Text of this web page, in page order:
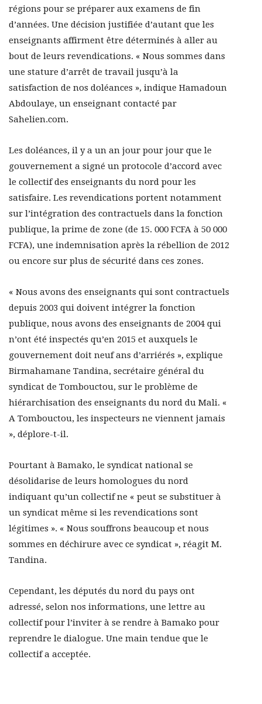
régions pour se préparer aux examens de fin
d’années. Une décision justifiée d’autant que les
enseignants affirment être déterminés à aller au
bout de leurs revendications. « Nous sommes dans
une stature d’arrêt de travail jusqu’à la
satisfaction de nos doléances », indique Hamadoun
Abdoulaye, un enseignant contacté par
Sahelien.com.
Les doléances, il y a un an jour pour jour que le
gouvernement a signé un protocole d’accord avec
le collectif des enseignants du nord pour les
satisfaire. Les revendications portent notamment
sur l’intégration des contractuels dans la fonction
publique, la prime de zone (de 15. 000 FCFA à 50 000
FCFA), une indemnisation après la rébellion de 2012
ou encore sur plus de sécurité dans ces zones.
« Nous avons des enseignants qui sont contractuels
depuis 2003 qui doivent intégrer la fonction
publique, nous avons des enseignants de 2004 qui
n’ont été inspectés qu’en 2015 et auxquels le
gouvernement doit neuf ans d’arriérés », explique
Birmahamane Tandina, secrétaire général du
syndicat de Tombouctou, sur le problème de
hiérarchisation des enseignants du nord du Mali. «
A Tombouctou, les inspecteurs ne viennent jamais
», déplore-t-il.
Pourtant à Bamako, le syndicat national se
désolidarise de leurs homologues du nord
indiquant qu’un collectif ne « peut se substituer à
un syndicat même si les revendications sont
légitimes ». « Nous souffrons beaucoup et nous
sommes en déchirure avec ce syndicat », réagit M.
Tandina.
Cependant, les députés du nord du pays ont
adressé, selon nos informations, une lettre au
collectif pour l’inviter à se rendre à Bamako pour
reprendre le dialogue. Une main tendue que le
collectif a acceptée.